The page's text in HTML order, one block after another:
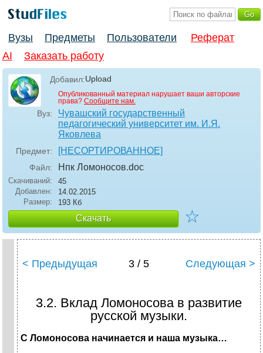
Вузы Предметы Пользователи
Реферат
AI
Заказать работу
Добавил:Upload
Опубликованный материал нарушает ваши авторские
права? Сообщите нам.
Вуз:
Чувашский государственный
педагогический университет им. И.Я.
Яковлева
Предмет: [НЕСОРТИРОВАННОЕ]
Файл: Нпк Ломоносов.doc
Скачиваний:
45
Добавлен:
14.02.2015
Размер:
193 Кб
Скачать ☆
< Предыдущая 3 / 5 Следующая >
3.2. Вклад Ломоносова в развитие
русской музыки.
С Ломоносова начинается и наша музыка…